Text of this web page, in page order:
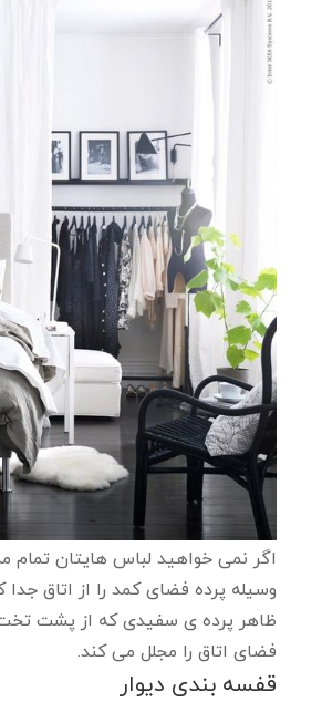
اگر نمی خواهید لباس هایتان تمام
وسیله پرده فضای کمد را از اتاق
ظاهر پرده ی سفیدی که از پشت
فضای اتاق را مجلل می کند.
قفسه بندی دیوار